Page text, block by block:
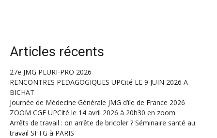
Articles récents
27e JMG PLURI-PRO 2026
RENCONTRES PEDAGOGIQUES UPCité LE 9 JUIN 2026 A
BICHAT
Journée de Médecine Générale JMG d’île de France 2026
ZOOM CGE UPCité le 14 avril 2026 à 20h30 en zoom
Arrêts de travail : on arrête de bricoler ? Séminaire santé au
travail SFTG à PARIS